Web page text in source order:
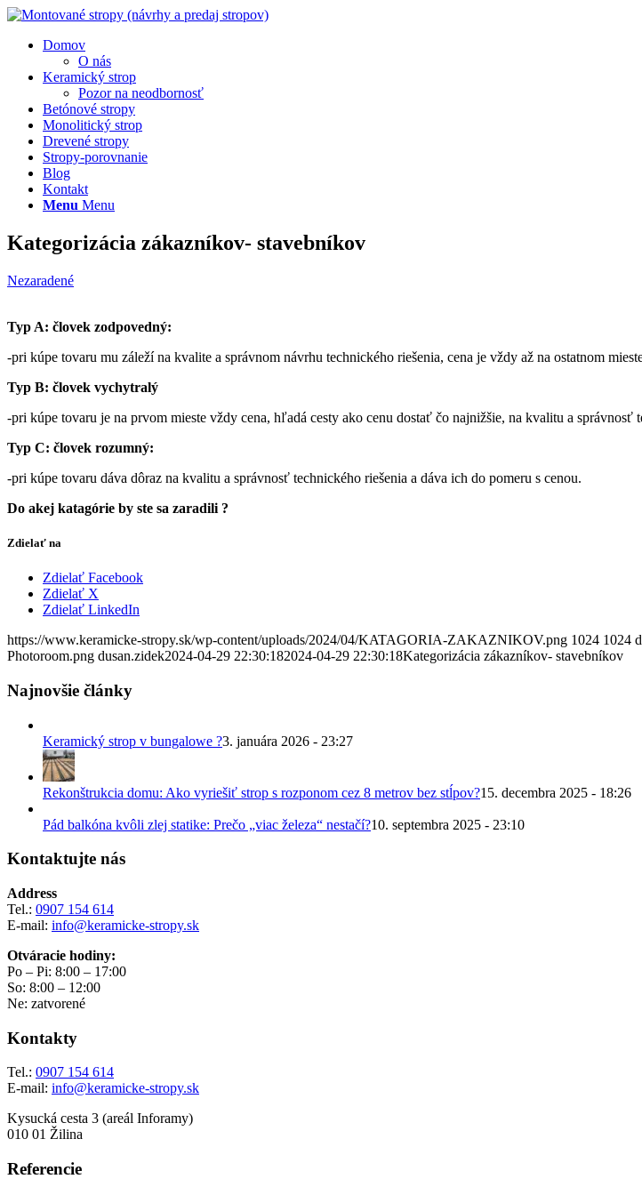
Domov
O nás
Keramický strop
Pozor na neodbornosť
Betónové stropy
Monolitický strop
Drevené stropy
Stropy-porovnanie
Blog
Kontakt
Menu Menu
Kategorizácia zákazníkov- stavebníkov
Nezaradené
Typ A: človek zodpovedný:
-pri kúpe tovaru mu záleží na kvalite a správnom návrhu technického riešenia, cena je vždy až na ostatnom
Typ B: človek vychytralý
-pri kúpe tovaru je na prvom mieste vždy cena, hľadá cesty ako cenu dostať čo najnižšie, na kvalitu a
Typ C: človek rozumný:
-pri kúpe tovaru dáva dôraz na kvalitu a správnosť technického riešenia a dáva ich do pomeru s cenou.
Do akej katagórie by ste sa zaradili ?
Zdielať na
Zdielať Facebook
Zdielať X
Zdielať LinkedIn
https://www.keramicke-stropy.sk/wp-content/uploads/2024/04/KATAGORIA-ZAKAZNIKOV.png 1024 1024
Photoroom.png dusan.zidek2024-04-29 22:30:182024-04-29 22:30:18Kategorizácia zákazníkov- stavebníkov
Najnovšie články
Keramický strop v bungalowe ?3. januára 2026 - 23:27
Rekonštrukcia domu: Ako vyriešiť strop s rozponom cez 8 metrov bez stĺpov?15. decembra 2025 - 18:26
Pád balkóna kvôli zlej statike: Prečo „viac železa“ nestačí?10. septembra 2025 - 23:10
Kontaktujte nás
Address
Tel.: 0907 154 614
E-mail: info@keramicke-stropy.sk
Otváracie hodiny:
Po – Pi: 8:00 – 17:00
So: 8:00 – 12:00
Ne: zatvorené
Kontakty
Tel.: 0907 154 614
E-mail: info@keramicke-stropy.sk
Kysucká cesta 3 (areál Inforamy)
010 01 Žilina
Referencie